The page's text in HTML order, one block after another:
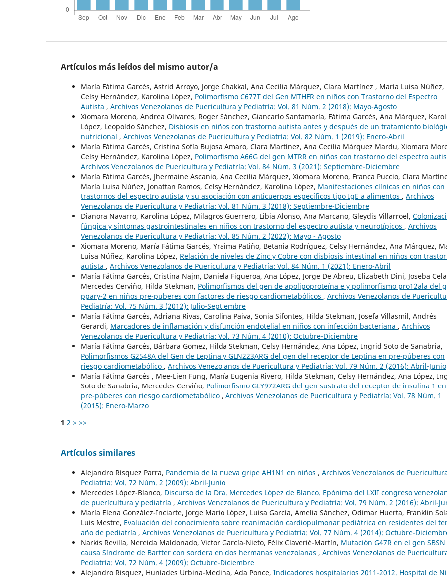
Artículos más leídos del mismo autor/a
María Fátima Garcés, Astrid Arroyo, Jorge Chakkal, Ana Cecilia Márquez, Clara Martínez , María Luisa Núñez,
Celsy Hernández, Karolina López, Polimorfismo C677T del Gen MTHFR en niños con Trastorno del Espectro
Autista , Archivos Venezolanos de Puericultura y Pediatría: Vol. 81 Núm. 2 (2018): Mayo-Agosto
Xiomara Moreno, Andrea Olivares, Roger Sánchez, Giancarlo Santamaría, Fátima Garcés, Ana Márquez,
López, Leopoldo Sánchez, Disbiosis en niños con trastorno autista antes y después de un tratamiento
nutricional , Archivos Venezolanos de Puericultura y Pediatría: Vol. 82 Núm. 1 (2019): Enero-Abril
María Fátima Garcés, Cristina Sofía Bujosa Amaro, Clara Martínez, Ana Cecilia Márquez Mardu, Xiomara
Celsy Hernández, Karolina López, Polimorfismo A66G del gen MTRR en niños con trastorno del espectro
Archivos Venezolanos de Puericultura y Pediatría: Vol. 84 Núm. 3 (2021): Septiembre-Diciembre
María Fátima Garcés, Jhermaine Ascanio, Ana Cecilia Márquez, Xiomara Moreno, Franca Puccio, Clara
María Luisa Núñez, Jonattan Ramos, Celsy Hernández, Karolina López, Manifestaciones clínicas en niños con
trastornos del espectro autista y su asociación con anticuerpos específicos tipo IgE a alimentos , Archivos
Venezolanos de Puericultura y Pediatría: Vol. 81 Núm. 3 (2018): Septiembre-Diciembre
Dianora Navarro, Karolina López, Milagros Guerrero, Libia Alonso, Ana Marcano, Gleydis Villarroel,
fúngica y síntomas gastrointestinales en niños con trastorno del espectro autista y neurotípicos , Archivos
Venezolanos de Puericultura y Pediatría: Vol. 85 Núm. 2 (2022): Mayo - Agosto
Xiomara Moreno, María Fátima Garcés, Yraima Patiño, Betania Rodríguez, Celsy Hernández, Ana Márquez,
Luisa Núñez, Karolina López, Relación de niveles de Zinc y Cobre con disbiosis intestinal en niños con
autista , Archivos Venezolanos de Puericultura y Pediatría: Vol. 84 Núm. 1 (2021): Enero-Abril
María Fátima Garcés, Cristina Najm, Daniela Figueroa, Ana López, Jorge De Abreu, Elizabeth Dini, Joseba
Mercedes Cerviño, Hilda Stekman, Polimorfismos del gen de apolipoproteína e y polimorfismo pro12ala del
pparγ-2 en niños pre-puberes con factores de riesgo cardiometabólicos , Archivos Venezolanos de
Pediatría: Vol. 75 Núm. 3 (2012): Julio-Septiembre
María Fátima Garcés, Adriana Rivas, Carolina Paiva, Sonia Sifontes, Hilda Stekman, Josefa Villasmil, Andrés
Gerardi, Marcadores de inflamación y disfunción endotelial en niños con infección bacteriana , Archivos
Venezolanos de Puericultura y Pediatría: Vol. 73 Núm. 4 (2010): Octubre-Diciembre
María Fátima Garcés, Bárbara Gomez, Hilda Stekman, Celsy Hernández, Ana López, Ingrid Soto de Sanabria,
Polimorfismos G2548A del Gen de Leptina y GLN223ARG del gen del receptor de Leptina en pre-púberes con
riesgo cardiometabólico , Archivos Venezolanos de Puericultura y Pediatría: Vol. 79 Núm. 2 (2016): Abril-Junio
María Fátima Garcés , Mee-Lien Fung, María Eugenia Rivero, Hilda Stekman, Celsy Hernández, Ana López,
Soto de Sanabria, Mercedes Cerviño, Polimorfismo GLY972ARG del gen sustrato del receptor de insulina 1 en
pre-púberes con riesgo cardiometabólico , Archivos Venezolanos de Puericultura y Pediatría: Vol. 78 Núm. 1
(2015): Enero-Marzo
1 2 > >>
Artículos similares
Alejandro Rísquez Parra, Pandemia de la nueva gripe AH1N1 en niños , Archivos Venezolanos de
Pediatría: Vol. 72 Núm. 2 (2009): Abril-Junio
Mercedes López-Blanco, Discurso de la Dra. Mercedes López de Blanco. Epónima del LXII congreso
de puerícultura y pediatría , Archivos Venezolanos de Puericultura y Pediatría: Vol. 79 Núm. 2 (2016): Abril-
María Elena González-Inciarte, Jorge Mario López, Luisa García, Amelia Sánchez, Odimar Huerta, Franklin
Luis Mestre, Evaluación del conocimiento sobre reanimación cardiopulmonar pediátrica en residentes del
año de pediatría , Archivos Venezolanos de Puericultura y Pediatría: Vol. 77 Núm. 4 (2014): Octubre-
Narkis Revilla, Nereida Maldonado, Victor García-Nieto, Félix Claverié-Martín, Mutación G47R en el gen SBSN
causa Síndrome de Bartter con sordera en dos hermanas venezolanas , Archivos Venezolanos de
Pediatría: Vol. 72 Núm. 4 (2009): Octubre-Diciembre
Alejandro Risquez, Huníades Urbina-Medina, Ada Ponce, Indicadores hospitalarios 2011-2012. Hospital de